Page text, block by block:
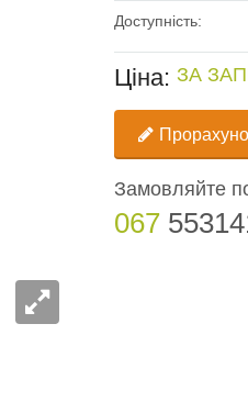
Доступність:
Ціна: ЗА
Замовляйте
067